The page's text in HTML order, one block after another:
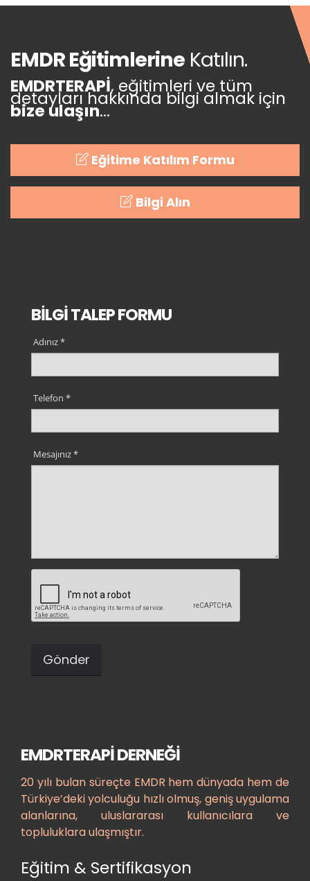
EMDR Eğitimlerine Katılın.
EMDRTERAPİ, eğitimleri ve tüm
detayları hakkında bilgi almak için
bize ulaşın...
Eğitime Katılım Formu
Bilgi Alın
BİLGİ TALEP FORMU
Adınız *
Telefon *
Mesajınız *
EMDRTERAPİ DERNEĞI
20 yılı bulan süreçte EMDR hem dünyada hem de
Türkiye’deki yolculuğu hızlı olmuş, geniş uygulama
alanlarına, uluslararası kullanıcılara ve
topluluklara ulaşmıştır.
Eğitim & Sertifikasyon